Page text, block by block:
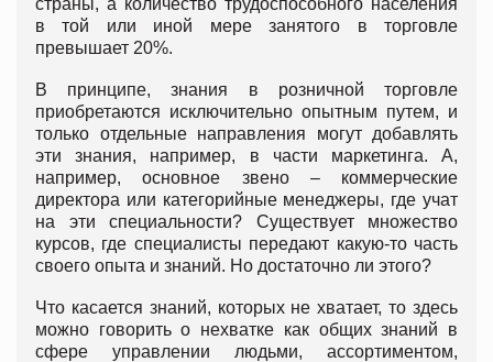
страны, а количество трудоспособного населения
в той или иной мере занятого в торговле
превышает 20%.
В принципе, знания в розничной торговле
приобретаются исключительно опытным путем, и
только отдельные направления могут добавлять
эти знания, например, в части маркетинга. А,
например, основное звено – коммерческие
директора или категорийные менеджеры, где учат
на эти специальности? Существует множество
курсов, где специалисты передают какую-то часть
своего опыта и знаний. Но достаточно ли этого?
Что касается знаний, которых не хватает, то здесь
можно говорить о нехватке как общих знаний в
сфере управлении людьми, ассортиментом,